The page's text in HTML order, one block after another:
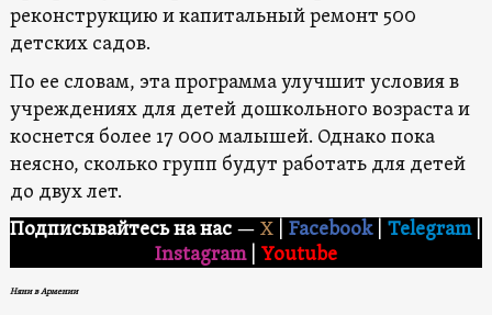
реконструкцию и капитальный ремонт 500
детских садов.
По ее словам, эта программа улучшит условия в
учреждениях для детей дошкольного возраста и
коснется более 17 000 малышей. Однако пока
неясно, сколько групп будут работать для детей
до двух лет.
Подписывайтесь на нас — X Facebook Telegram|
Instagram
Youtube
Няни в Армении